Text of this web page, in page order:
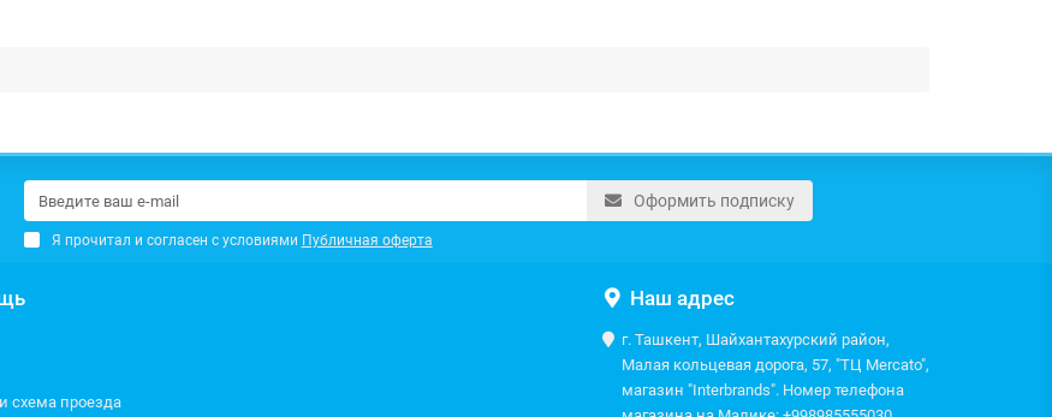
Оформить подписку
Я прочитал и согласен с условиями Публичная оферта
схема проезда
Наш адрес
г. Ташкент, Шайхантахурский район,
Малая кольцевая дорога, 57, "ТЦ Mercato",
магазин "Interbrands". Номер телефона